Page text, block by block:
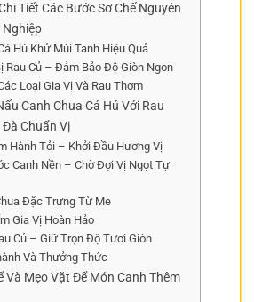
Tiết Các Bước Sơ Chế Nguyên
Nghiệp
Hú Khử Mùi Tanh Hiệu Quả
Rau Củ – Đảm Bảo Độ Giòn Ngon
Loại Gia Vị Và Rau Thơm
Canh Chua Cá Hú Với Rau
Chuẩn Vị
Hành Tỏi – Khởi Đầu Hương Vị
Canh Nền – Chờ Đợi Vị Ngọt Tự
Đặc Trưng Từ Me
Gia Vị Hoàn Hảo
Củ – Giữ Trọn Độ Tươi Giòn
Và Thưởng Thức
Và Mẹo Vặt Để Món Canh Thêm